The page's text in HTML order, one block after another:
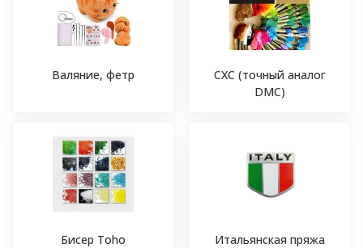
Валяние, фетр
СХС (точный аналог
DMC)
Бисер Toho Итальянская пряжа